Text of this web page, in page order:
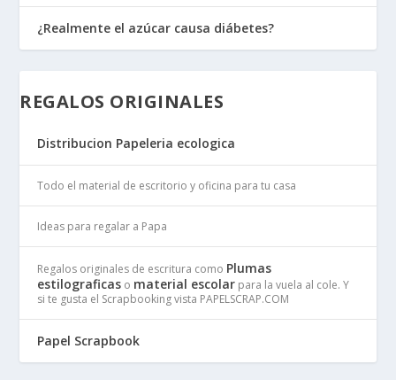
¿Realmente el azúcar causa diábetes?
REGALOS ORIGINALES
Distribucion Papeleria ecologica
Todo el material de escritorio y oficina para tu casa
Ideas para regalar a Papa
Regalos originales de escritura como Plumas
estilograficas o material escolar para la vuela al cole. Y
si te gusta el Scrapbooking vista PAPELSCRAP.COM
Papel Scrapbook